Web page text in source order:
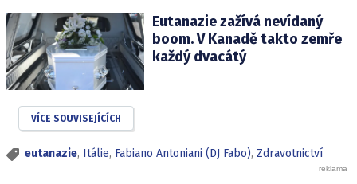
Eutanazie zažívá nevídaný
boom. V Kanadě takto zemře
každý dvacátý
VÍCE SOUVISEJÍCÍCH
eutanazie, Itálie, Fabiano Antoniani (DJ Fabo), Zdravotnictví